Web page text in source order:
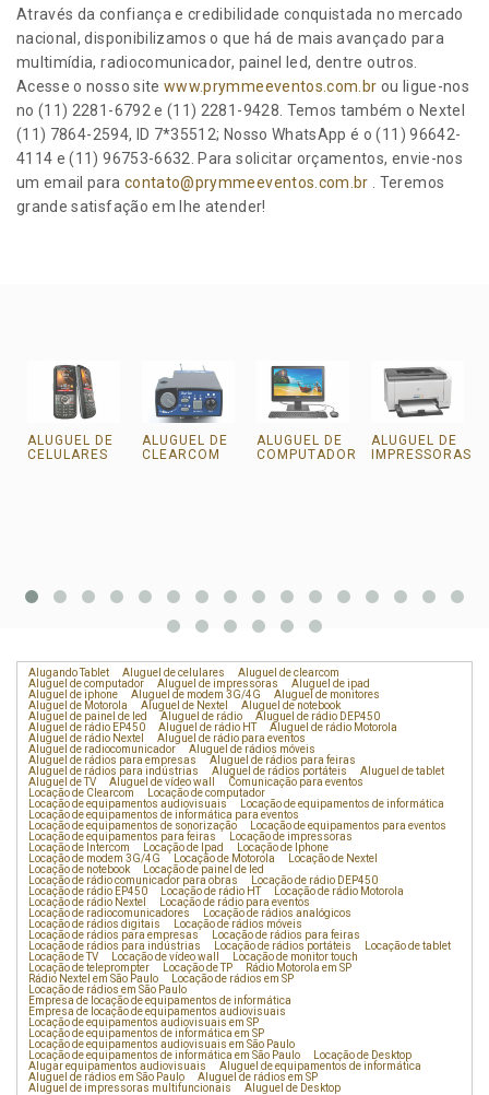
Através da confiança e credibilidade conquistada no mercado
nacional, disponibilizamos o que há de mais avançado para
multimídia, radiocomunicador, painel led, dentre outros.
Acesse o nosso site www.prymmeeventos.com.br ou ligue-nos
no (11) 2281-6792 e (11) 2281-9428. Temos também o Nextel
(11) 7864-2594, ID 7*35512; Nosso WhatsApp é o (11) 96642-
4114 e (11) 96753-6632. Para solicitar orçamentos, envie-nos
um email para contato@prymmeeventos.com.br . Teremos
grande satisfação em lhe atender!
ALUGUEL DE
CELULARES
ALUGUEL DE
CLEARCOM
ALUGUEL DE
COMPUTADOR
ALUGUEL DE
IMPRESSORAS
Alugando Tablet Aluguel de celulares
Aluguel de clearcom
Aluguel de computador
Aluguel de impressoras
Aluguel de ipad
Aluguel de iphone
Aluguel de modem 3G/4G
Aluguel de monitores
Aluguel de Motorola
Aluguel de Nextel
Aluguel de notebook
Aluguel de painel de led
Aluguel de rádio
Aluguel de rádio DEP450
Aluguel de rádio EP450
Aluguel de rádio HT
Aluguel de rádio Motorola
Aluguel de rádio Nextel
Aluguel de rádio para eventos
Aluguel de radiocomunicador
Aluguel de rádios móveis
Aluguel de rádios para empresas
Aluguel de rádios para feiras
Aluguel de rádios para indústrias
Aluguel de rádios portáteis
Aluguel de tablet
Aluguel de TV
Aluguel de vídeo wall
Comunicação para eventos
Locação de Clearcom
Locação de computador
Locação de equipamentos audiovisuais
Locação de equipamentos de informática
Locação de equipamentos de informática para eventos
Locação de equipamentos de sonorização
Locação de equipamentos para eventos
Locação de equipamentos para feiras
Locação de impressoras
Locação de Intercom
Locação de Ipad
Locação de Iphone
Locação de modem 3G/4G
Locação de Motorola
Locação de Nextel
Locação de notebook
Locação de painel de led
Locação de rádio comunicador para obras
Locação de rádio DEP450
Locação de rádio EP450
Locação de rádio HT
Locação de rádio Motorola
Locação de rádio Nextel
Locação de rádio para eventos
Locação de radiocomunicadores
Locação de rádios analógicos
Locação de rádios digitais
Locação de rádios móveis
Locação de rádios para empresas
Locação de rádios para feiras
Locação de rádios para indústrias
Locação de rádios portáteis
Locação de tablet
Locação de TV
Locação de vídeo wall
Locação de monitor touch
Locação de teleprompter
Locação de TP
Rádio Motorola em SP
Rádio Nextel em São Paulo
Locação de rádios em SP
Locação de rádios em São Paulo
Empresa de locação de equipamentos de informática
Empresa de locação de equipamentos audiovisuais
Locação de equipamentos audiovisuais em SP
Locação de equipamentos de informática em SP
Locação de equipamentos audiovisuais em São Paulo
Locação de equipamentos de informática em São Paulo
Locação de Desktop
Alugar equipamentos audiovisuais
Aluguel de equipamentos de informática
Aluguel de rádios em São Paulo
Aluguel de rádios em SP
Aluguel de impressoras multifuncionais
Aluguel de Desktop